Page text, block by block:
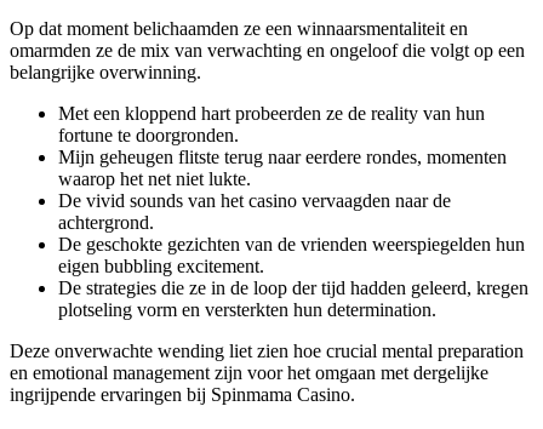
Op dat moment belichaamden ze een winnaarsmentaliteit en
omarmden ze de mix van verwachting en ongeloof die volgt op een
belangrijke overwinning.
Met een kloppend hart probeerden ze de reality van hun
fortune te doorgronden.
Mijn geheugen flitste terug naar eerdere rondes, momenten
waarop het net niet lukte.
De vivid sounds van het casino vervaagden naar de
achtergrond.
De geschokte gezichten van de vrienden weerspiegelden hun
eigen bubbling excitement.
De strategies die ze in de loop der tijd hadden geleerd, kregen
plotseling vorm en versterkten hun determination.
Deze onverwachte wending liet zien hoe crucial mental preparation
en emotional management zijn voor het omgaan met dergelijke
ingrijpende ervaringen bij Spinmama Casino.